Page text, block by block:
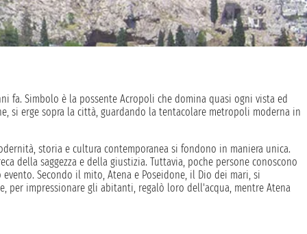
fa. Simbolo è la possente Acropoli che domina quasi ogni vista ed
si erge sopra la città, guardando la tentacolare metropoli moderna in
storia e cultura contemporanea si fondono in maniera unica.
della saggezza e della giustizia. Tuttavia, poche persone conoscono
Secondo il mito, Atena e Poseidone, il Dio dei mari, si
impressionare gli abitanti, regalò loro dell'acqua, mentre Atena